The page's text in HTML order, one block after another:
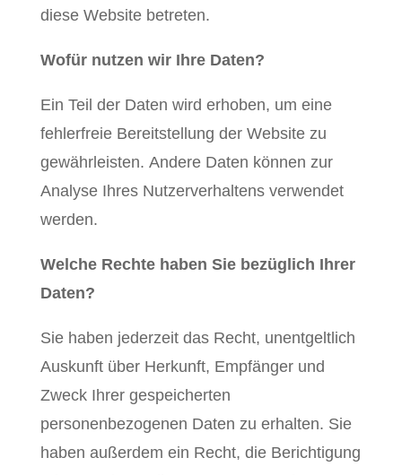
diese Website betreten.
Wofür nutzen wir Ihre Daten?
Ein Teil der Daten wird erhoben, um eine
fehlerfreie Bereitstellung der Website zu
gewährleisten. Andere Daten können zur
Analyse Ihres Nutzerverhaltens verwendet
werden.
Welche Rechte haben Sie bezüglich Ihrer
Daten?
Sie haben jederzeit das Recht, unentgeltlich
Auskunft über Herkunft, Empfänger und
Zweck Ihrer gespeicherten
personenbezogenen Daten zu erhalten. Sie
haben außerdem ein Recht, die Berichtigung